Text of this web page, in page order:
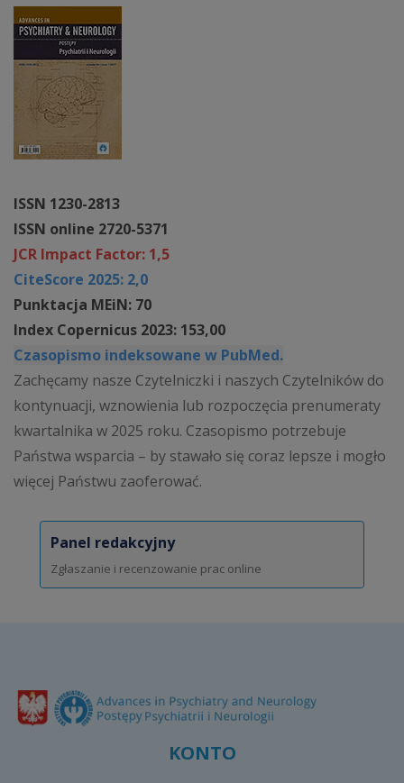
ISSN 1230-2813
ISSN online 2720-5371
JCR Impact Factor: 1,5
CiteScore 2025: 2,0
Punktacja MEiN: 70
Index Copernicus 2023: 153,00
Czasopismo indeksowane w PubMed.
Zachęcamy nasze Czytelniczki i naszych Czytelników do
kontynuacji, wznowienia lub rozpoczęcia prenumeraty
kwartalnika w 2025 roku. Czasopismo potrzebuje
Państwa wsparcia – by stawało się coraz lepsze i mogło
więcej Państwu zaoferować.
Panel redakcyjny
Zgłaszanie i recenzowanie prac online
KONTO